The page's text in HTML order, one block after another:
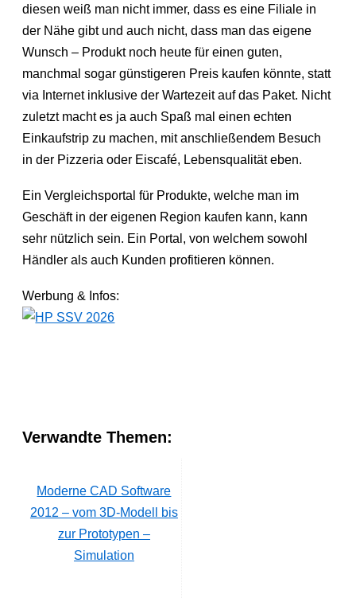
diesen weiß man nicht immer, dass es eine Filiale in
der Nähe gibt und auch nicht, dass man das eigene
Wunsch – Produkt noch heute für einen guten,
manchmal sogar günstigeren Preis kaufen könnte, statt
via Internet inklusive der Wartezeit auf das Paket. Nicht
zuletzt macht es ja auch Spaß mal einen echten
Einkaufstrip zu machen, mit anschließendem Besuch
in der Pizzeria oder Eiscafé, Lebensqualität eben.
Ein Vergleichsportal für Produkte, welche man im
Geschäft in der eigenen Region kaufen kann, kann
sehr nützlich sein. Ein Portal, von welchem sowohl
Händler als auch Kunden profitieren können.
Werbung & Infos:
Verwandte Themen:
Moderne CAD Software
2012 – vom 3D-Modell bis
zur Prototypen –
Simulation